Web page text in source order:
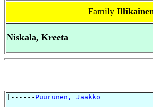
Family
Niskala, Kreeta
|------ Puurunen, Jaakko